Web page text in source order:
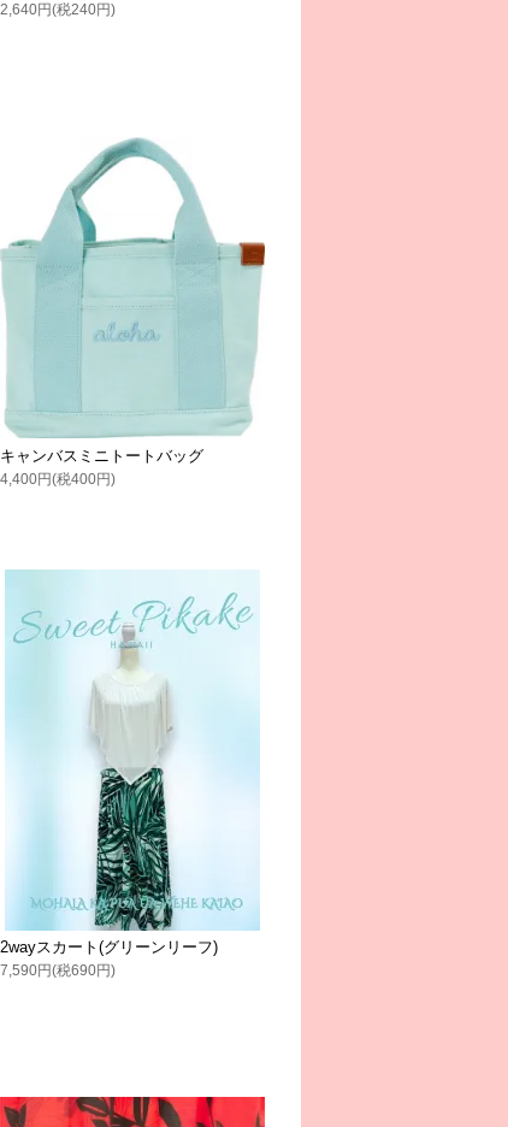
2,640円(税240円)
キャンバスミニトートバッグ
4,400円(税400円)
2wayスカート(グリーンリーフ)
7,590円(税690円)